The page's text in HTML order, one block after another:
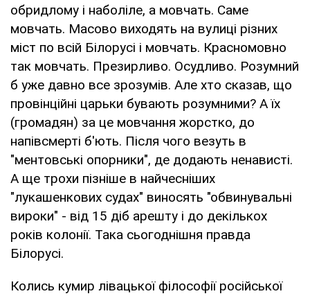
обридлому і наболіле, а мовчать. Саме
мовчать. Масово виходять на вулиці різних
міст по всій Білорусі і мовчать. Красномовно
так мовчать. Презирливо. Осудливо. Розумний
б уже давно все зрозумів. Але хто сказав, що
провінційні царьки бувають розумними? А їх
(громадян) за це мовчання жорстко, до
напівсмерті б'ють. Після чого везуть в
"ментовські опорники", де додають ненависті.
А ще трохи пізніше в найчесніших
"лукашенкових судах" виносять "обвинувальні
вироки" - від 15 діб арешту і до декількох
років колонії. Така сьогоднішня правда
Білорусі.
Колись кумир лівацької філософії російської